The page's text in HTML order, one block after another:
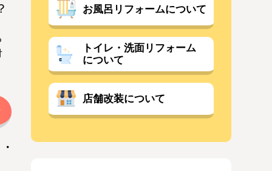
お風呂リフォームについて
トイレ・洗面リフォーム
について
店舗改装について